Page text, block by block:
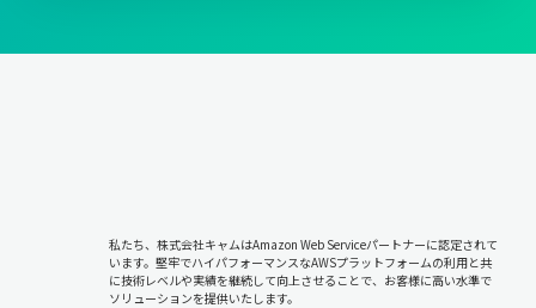
私たち、株式会社キャムはAmazon Web Serviceパートナーに認定されて
います。堅牢でハイパフォーマンスなAWSプラットフォームの利用と共
に技術レベルや実績を継続して向上させることで、お客様に高い水準で
ソリューションを提供いたします。